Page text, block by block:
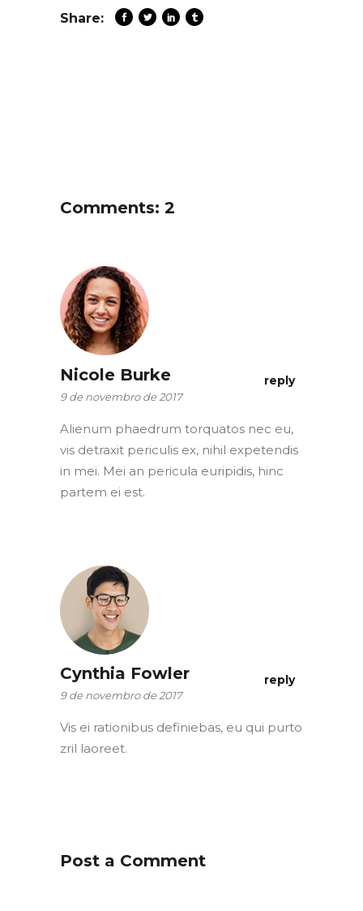
Share:
Comments: 2
Nicole Burke
9 de novembro de 2017
reply
Alienum phaedrum torquatos nec eu,
vis detraxit periculis ex, nihil expetendis
in mei. Mei an pericula euripidis, hinc
partem ei est.
Cynthia Fowler
9 de novembro de 2017
reply
Vis ei rationibus definiebas, eu qui purto
zril laoreet.
Post a Comment